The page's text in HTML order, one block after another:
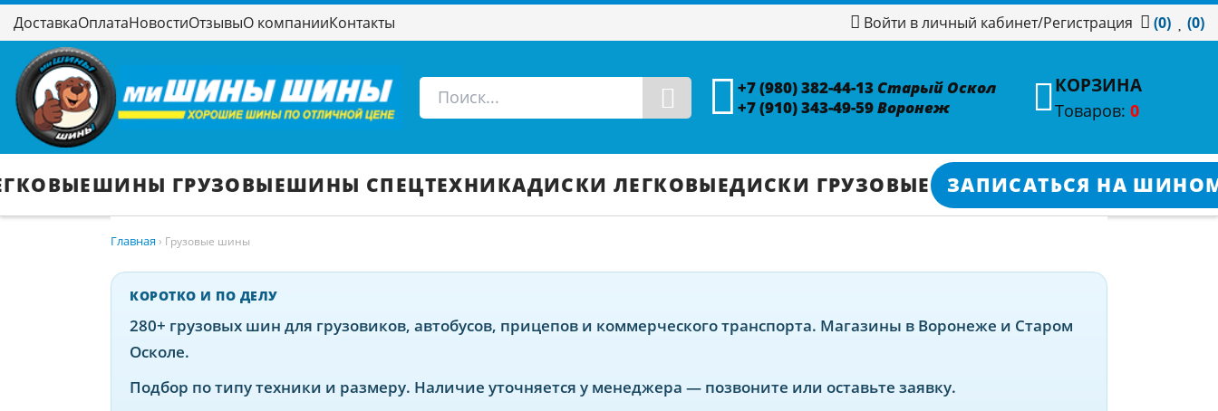
ДоставкаОплатаНовостиОтзывыО компанииКонтакты Войти в личный кабинет/Регистрация (0) (0)
+7 (980) 382-44-13 Старый Оскол
+7 (910) 343-49-59Воронеж
КОРЗИНА
Товаров: 0
ШИНЫ ГРУЗОВЫЕШИНЫ СПЕЦТЕХНИКАДИСКИ ЛЕГКОВЫЕДИСКИ ГРУЗОВЫЕ ЗАПИСАТЬСЯ НА
Главная › Грузовые шины
КОРОТКО И ПО ДЕЛУ
280+ грузовых шин для грузовиков, автобусов, прицепов и коммерческого транспорта. Магазины в Воронеже и Старом
Осколе.
Подбор по типу техники и размеру. Наличие уточняется у менеджера — позвоните или оставьте заявку.